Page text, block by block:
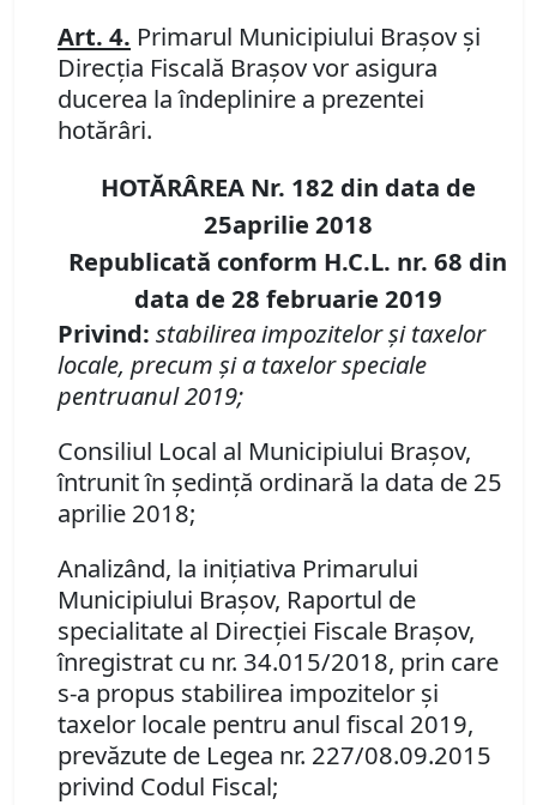
Art. 4. Primarul Municipiului Braşov şi
Direcţia Fiscală Braşov vor asigura
ducerea la îndeplinire a prezentei
hotărâri.
HOTĂRÂREA Nr. 182 din data de
25aprilie 2018
Republicată conform H.C.L. nr. 68 din
data de 28 februarie 2019
Privind: stabilirea impozitelor şi taxelor
locale, precum şi a taxelor speciale
pentruanul 2019;
Consiliul Local al Municipiului Braşov,
întrunit în şedinţă ordinară la data de 25
aprilie 2018;
Analizând, la iniţiativa Primarului
Municipiului Braşov, Raportul de
specialitate al Direcţiei Fiscale Braşov,
înregistrat cu nr. 34.015/2018, prin care
s-a propus stabilirea impozitelor şi
taxelor locale pentru anul fiscal 2019,
prevăzute de Legea nr. 227/08.09.2015
privind Codul Fiscal;